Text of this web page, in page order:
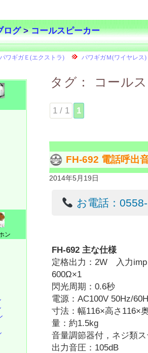
ログ>コールスピーカー
タグ： コール
1 / 1 1
FH-692 電話呼出
2014年5月19日
お電話：
FH-692 主な仕様
定格出力：2W 入力imp
600Ω×1
閃光周期：0.6秒
電源：AC100V 50Hz/
寸法：幅116×高さ116×
量：約1.5kg
音量調節器付，ネジ類
出力音圧：105dB
ン